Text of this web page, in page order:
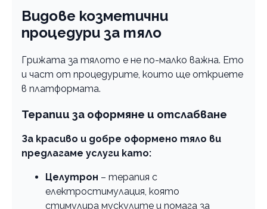
Видове козметични
процедури за тяло
Грижата за тялото е не по-малко важна. Ето
и част от процедурите, които ще откриете
в платформата.
Терапии за оформяне и отслабване
За красиво и добре оформено тяло ви
предлагаме услуги като:
Целутрон – терапия с
електростимулация, която
стимулира мускулите и помага за